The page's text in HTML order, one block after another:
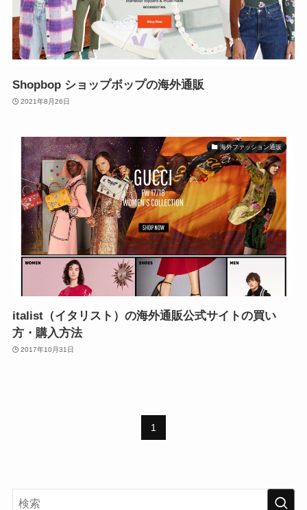
Shopbop ショップボップの海外通販
2021年8月26日
海外ファッション通販
italist（イタリスト）の海外通販公式サイトの買い
方・購入方法
2017年10月31日
1